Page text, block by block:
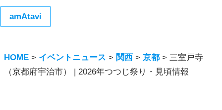
amAtavi
HOME > イベントニュース > 関西 >京都 >三室戸寺
（京都府宇治市） | 2026年つつじ祭り・見頃情報